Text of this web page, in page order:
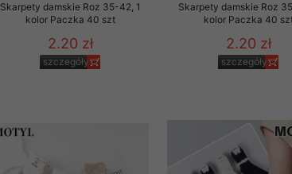
Skarpety damskie Roz 35-42, 1
kolor Paczka 40 szt
2.20 zł
szczegóły
Skarpety damskie Roz
kolor Paczka 40
2.20 zł
szczegóły